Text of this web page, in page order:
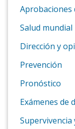
Aprobaciones
Salud mundial
Dirección y
Prevención
Pronóstico
Exámenes de
Supervivencia